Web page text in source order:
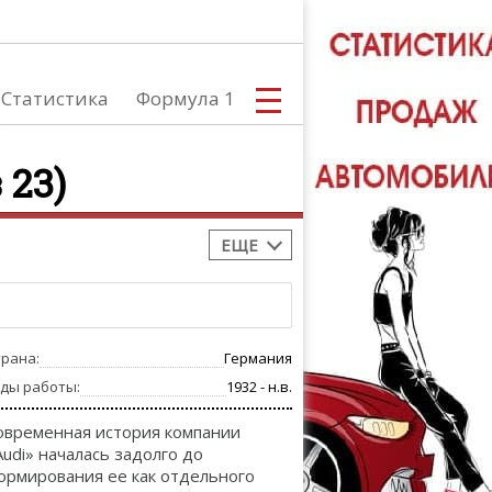
Статистика Формула 1
ЕЩЕ
Германия
работы:
1932 - н.в.
история компании
началась задолго до
ее как отдельного